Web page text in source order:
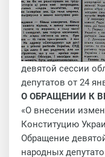
девятой сессии
депутатов от 24
О ОБРАЩЕНИИ К
«О внесении
Конституцию
Обращение
народных